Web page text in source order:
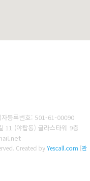
자등록번호: 501-61-00090
11 (야탑동) 글라스타워 9층
Created byYescall.com [관